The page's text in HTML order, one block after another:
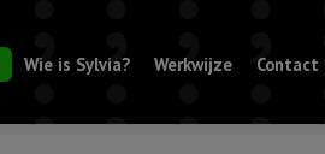
Wie is Sylvia? Werkwijze Contact